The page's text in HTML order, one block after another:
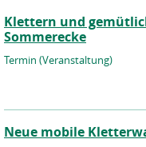
Klettern und
Sommerecke
Termin (Veranstaltung)
Neue mobile